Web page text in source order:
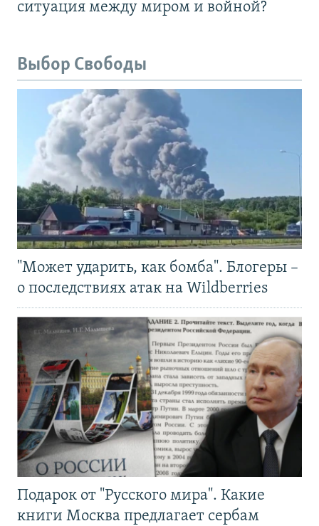
ситуация между миром и войной?
Выбор Свободы
"Может ударить, как бомба". Блогеры –
о последствиях атак на Wildberries
Подарок от "Русского мира". Какие
книги Москва предлагает сербам